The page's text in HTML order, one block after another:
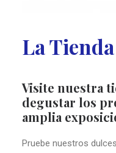
La Tienda
Visite nuestra
degustar los
amplia
Pruebe nuestros